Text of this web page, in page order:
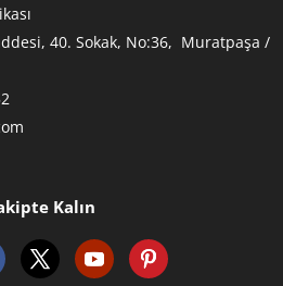
40. Sokak, No:36, Muratpaşa /
Kalın